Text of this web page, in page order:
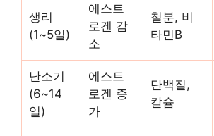
생리
(1~5일)
에스트
로겐 감
소
철분, 비
타민B
난소기
(6~14
일)
에스트
로겐 증
가
단백질,
칼슘